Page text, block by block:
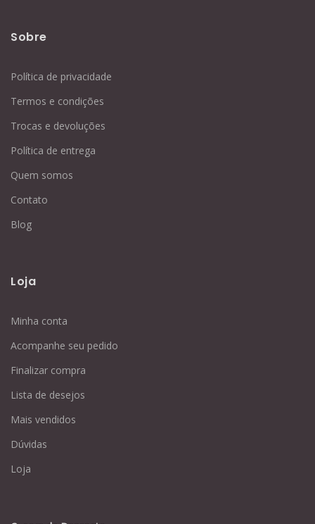
Sobre
Política de privacidade
Termos e condições
Trocas e devoluções
Política de entrega
Quem somos
Contato
Blog
Loja
Minha conta
Acompanhe seu pedido
Finalizar compra
Lista de desejos
Mais vendidos
Dúvidas
Loja